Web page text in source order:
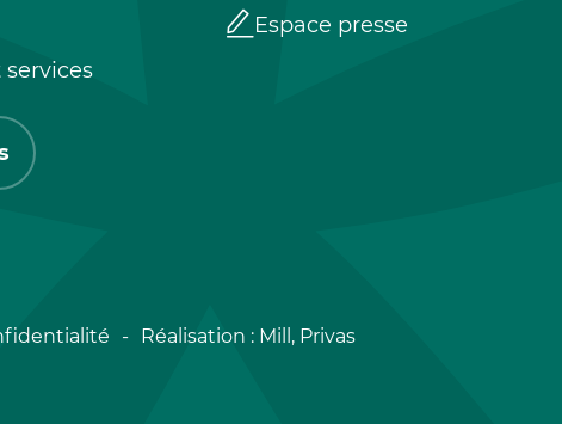
Espace presse
Réalisation : Mill, Privas